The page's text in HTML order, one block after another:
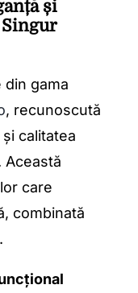
și
gama
, recunoscută
calitatea
Această
care
combinată